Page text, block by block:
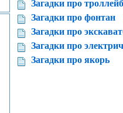
Загадки про
Загадки про фонтан
Загадки про
Загадки про
Загадки про якорь